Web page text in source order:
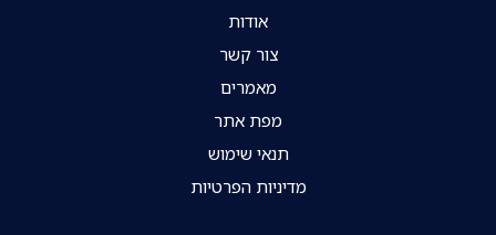
אודות
צור קשר
מאמרים
מפת אתר
תנאי שימוש
מדיניות הפרטיות